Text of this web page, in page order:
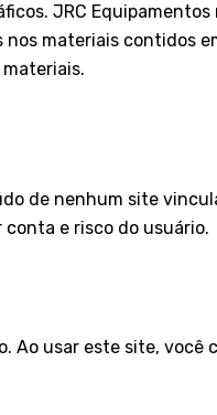
JRC
materiais contidos
de nenhum site
e risco do usuário.
Ao usar este site, você